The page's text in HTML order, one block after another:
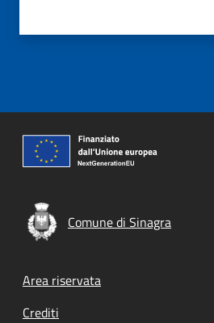
Comune di Sinagra
Footer menu
Area riservata
Crediti